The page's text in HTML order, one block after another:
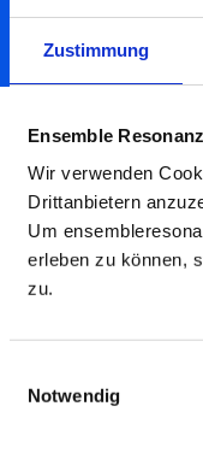
Zustimmung
Ensemble
Wir verwenden
Drittanbietern
Um
erleben zu können,
zu.
Notwendig
urban
Fr, 26.06.2026, 21:00
resonanzraum St.
DJ & Drinks ab 20
Tickets
Fashion Show oder
entdecken Looks für
Silhouetten von